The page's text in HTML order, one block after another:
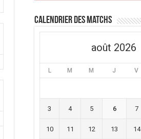
Calendrier des matchs
août 2026
L M M J V
3 4 5 6 7
10 11 12 13 14